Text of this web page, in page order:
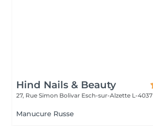
Hind Nails & Beauty
27, Rue Simon Bolivar Esch-sur-Alzette L-4037
Manucure Russe